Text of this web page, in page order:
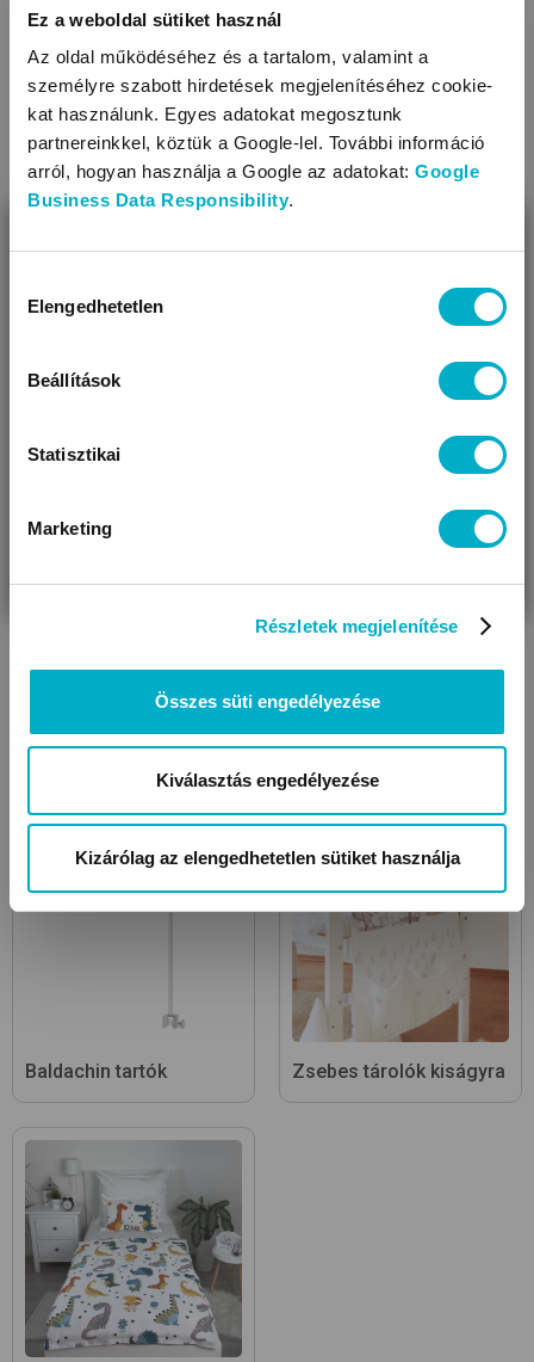
Ez a weboldal sütiket használ
Az oldal működéséhez és a tartalom, valamint a
személyre szabott hirdetések megjelenítéséhez cookie-
kat használunk. Egyes adatokat megosztunk
partnereinkkel, köztük a Google-lel. További információ
arról, hogyan használja a Google az adatokat: Google
Business Data Responsibility.
kiválasztása
Elengedhetetlen
Beállítások
Statisztikai
Marketing
Részletek megjelenítése
Összes süti engedélyezése
Kiválasztás engedélyezése
Kizárólag az elengedhetetlen sütiket használja
Lepedők kiságyhoz és
gyerekágyhoz
Vízhatlan lepedők
Babatakarók, gyerek
Rácsvédők, rácsvédő
párnák
Baldachin függönyök
Baldachin tartók Zsebes tárolók kiságyra
Úgy látjuk, most jársz nálunk először!
VÁRANDÓS
AJÁNDÉKOT